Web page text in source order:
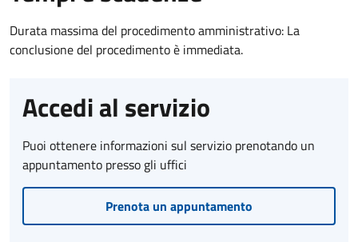
Durata massima del procedimento amministrativo: La
conclusione del procedimento è immediata.
Accedi al servizio
Puoi ottenere informazioni sul servizio prenotando un
appuntamento presso gli uffici
Prenota un appuntamento